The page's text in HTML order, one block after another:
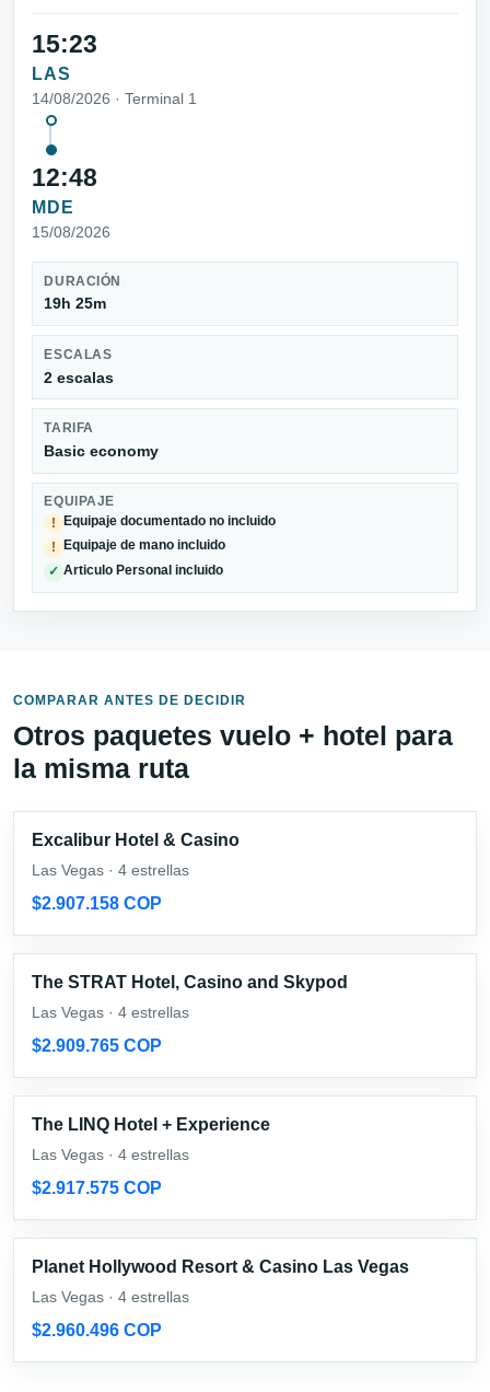
15:23
LAS
14/08/2026 · Terminal 1
12:48
MDE
15/08/2026
DURACIÓN
19h 25m
ESCALAS
2 escalas
TARIFA
Basic economy
EQUIPAJE
!
Equipaje documentado no incluido
! Equipaje de mano incluido
✓ Articulo Personal incluido
COMPARAR ANTES DE DECIDIR
Otros paquetes vuelo + hotel para
la misma ruta
Excalibur Hotel & Casino
Las Vegas · 4 estrellas
$2.907.158 COP
The STRAT Hotel, Casino and Skypod
Las Vegas · 4 estrellas
$2.909.765 COP
The LINQ Hotel + Experience
Las Vegas · 4 estrellas
$2.917.575 COP
Planet Hollywood Resort & Casino Las Vegas
Las Vegas · 4 estrellas
$2.960.496 COP